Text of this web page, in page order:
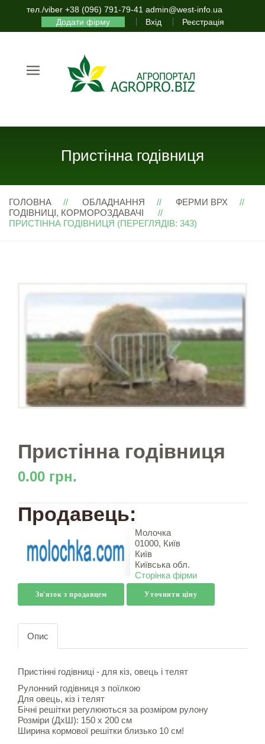
тел./viber +38 (096) 791-79-41 admin@west-info.ua
Додати фірму
Вхід Реєстрація
Пристінна годівниця
ГОЛОВНА ОБЛАДНАННЯ
ФЕРМИ ВРХ
ГОДІВНИЦІ, КОРМОРОЗДАВАЧІ
ПРИСТІННА ГОДІВНИЦЯ (ПЕРЕГЛЯДІВ: 343)
Пристінна годівниця
0.00 грн.
Продавець:
Молочка
01000, Київ
Київ
Київська обл.
Сторінка фірми
Зв'язок з продавцем Уточнити ціну
Опис
Пристінні годівниці - для кіз, овець і телят
Рулонний годівниця з поїлкою
Для овець, кіз і телят
Бічні решітки регулюються за розміром рулону
Розміри (ДxШ): 150 x 200 см
Ширина кормової решітки близько 10 см!